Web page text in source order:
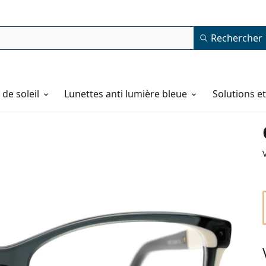
Rechercher
soleil Lunettes anti lumière bleue Solutions